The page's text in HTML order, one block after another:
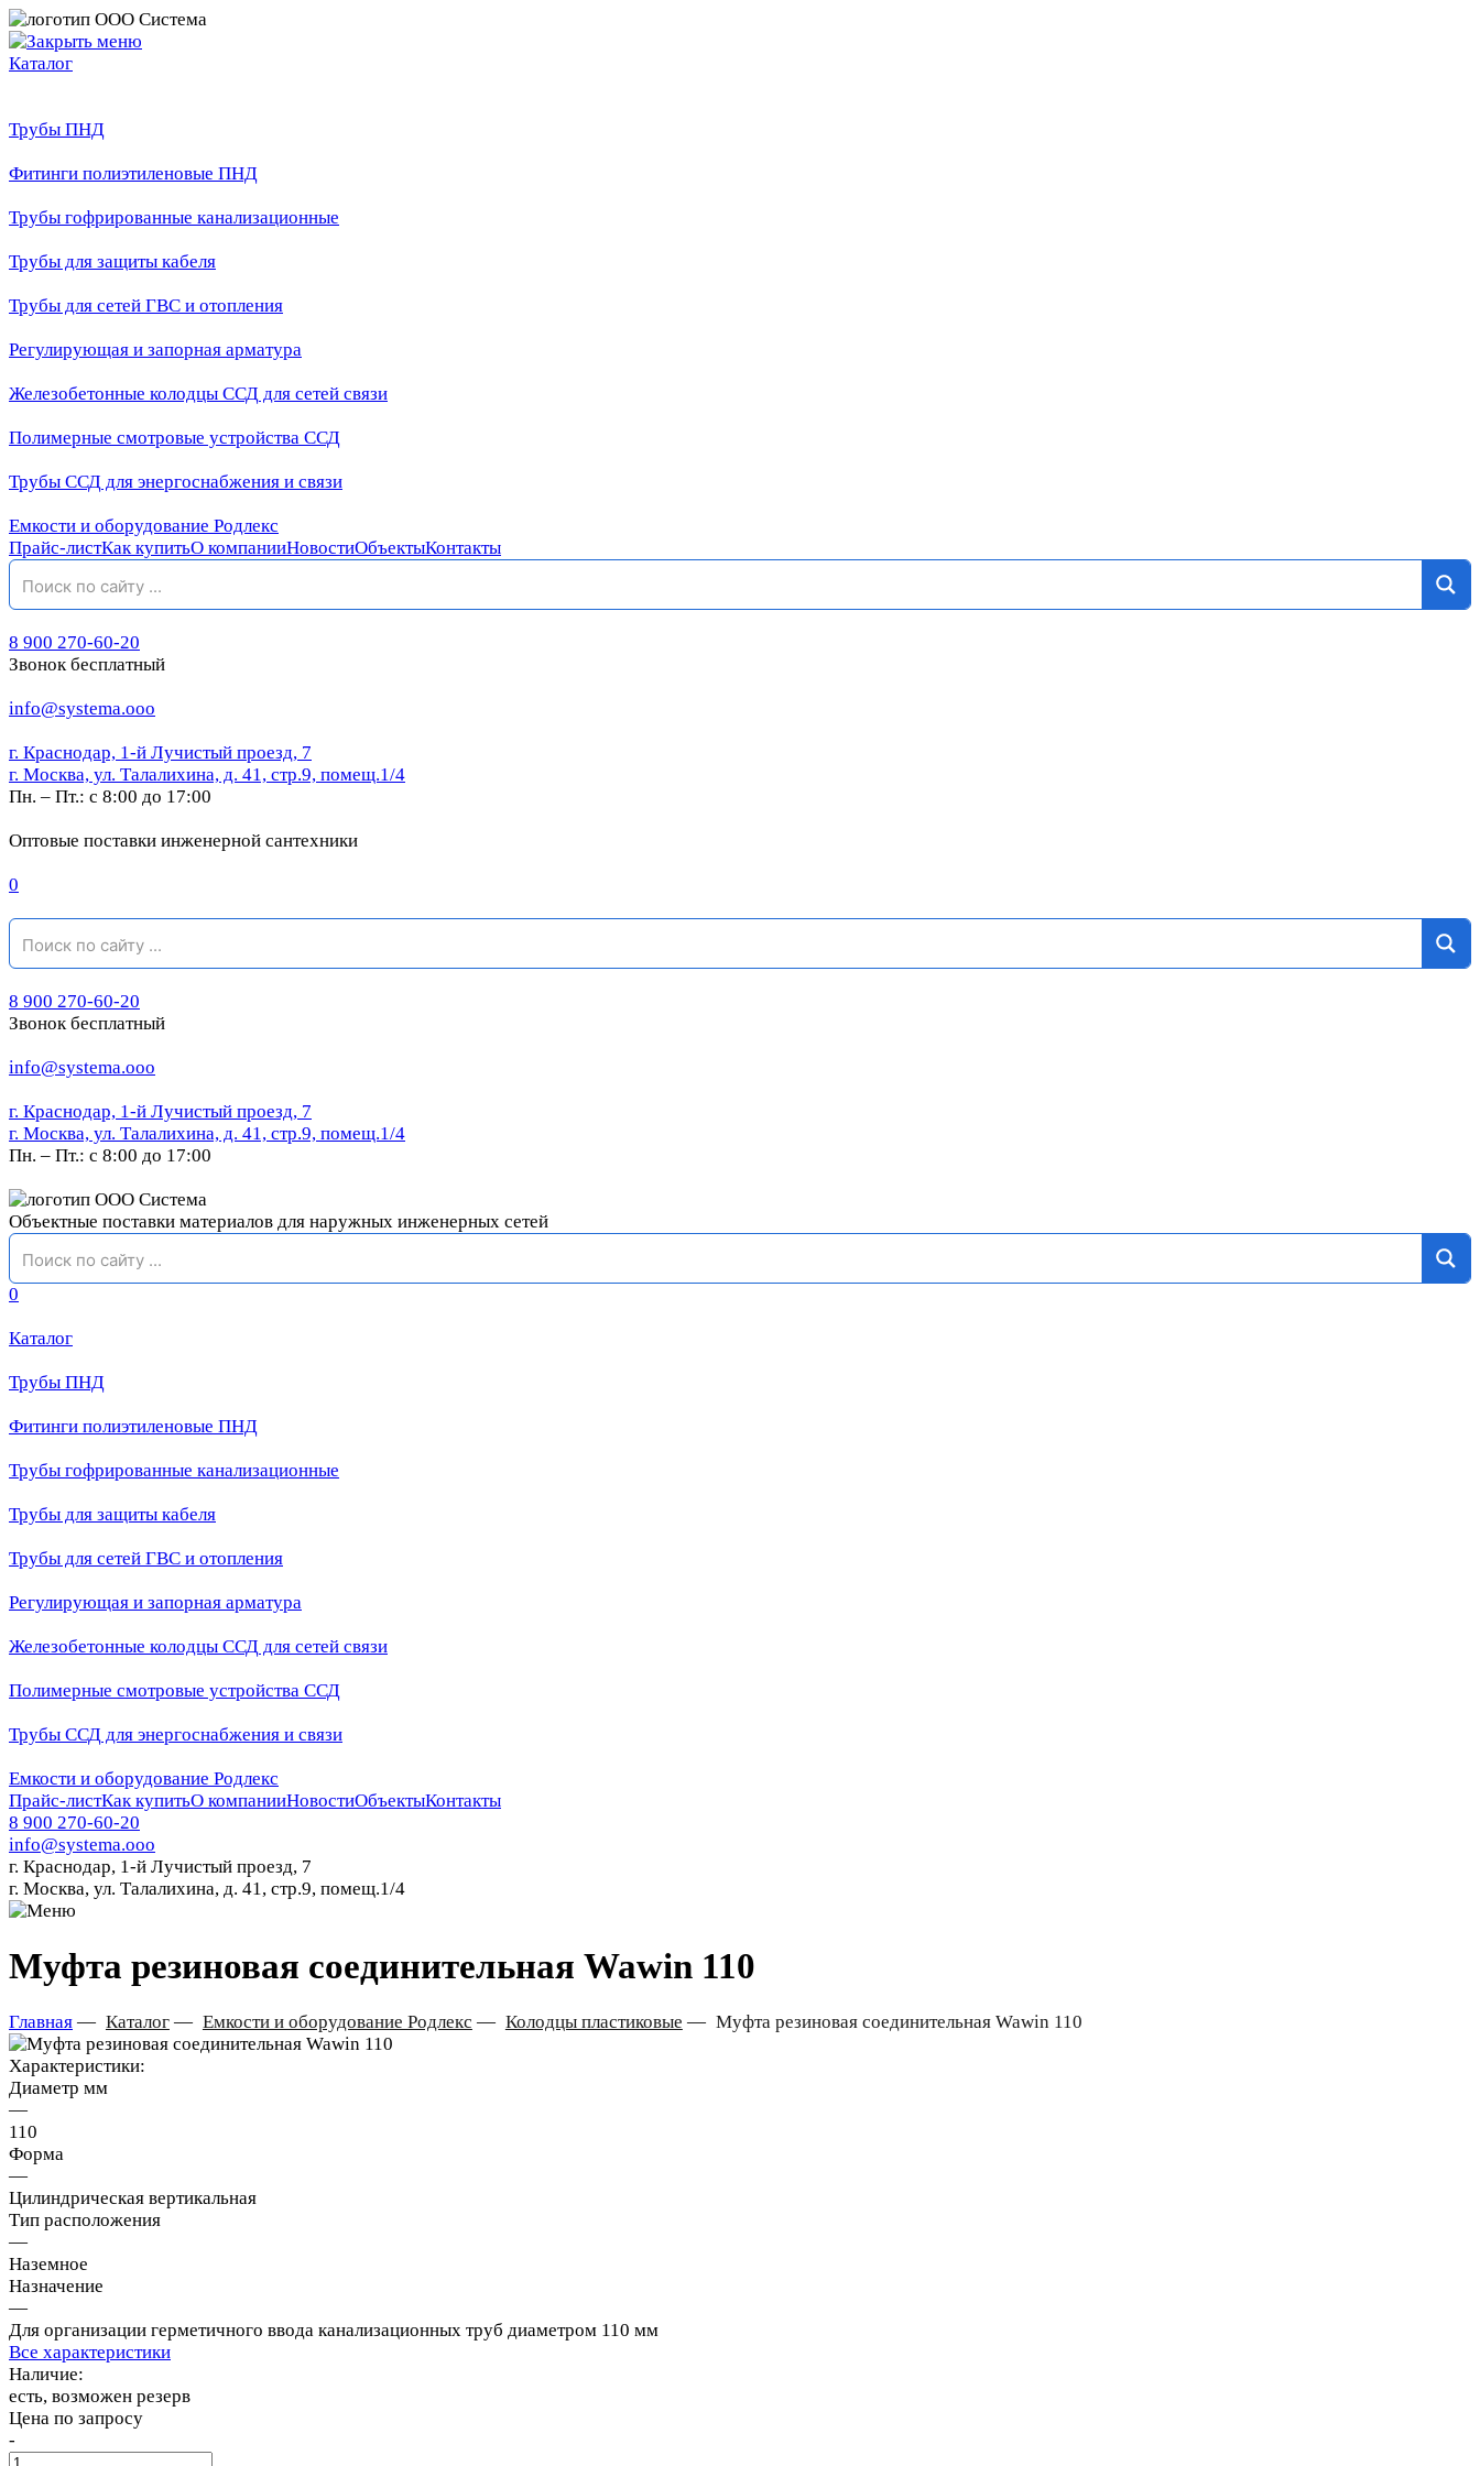
Каталог
Трубы ПНД
Фитинги полиэтиленовые ПНД
Трубы гофрированные канализационные
Трубы для защиты кабеля
Трубы для сетей ГВС и отопления
Регулирующая и запорная арматура
Железобетонные колодцы ССД для сетей связи
Полимерные смотровые устройства ССД
Трубы ССД для энергоснабжения и связи
Емкости и оборудование Родлекс
Прайс-листКак купитьО компанииНовостиОбъектыКонтакты
8 900 270-60-20
Звонок бесплатный
info@systema.ooo
г. Краснодар, 1-й Лучистый проезд, 7
г. Москва, ул. Талалихина, д. 41, стр.9, помещ.1/4
Пн. – Пт.: с 8:00 до 17:00
Оптовые поставки инженерной сантехники
0
8 900 270-60-20
Звонок бесплатный
info@systema.ooo
г. Краснодар, 1-й Лучистый проезд, 7
г. Москва, ул. Талалихина, д. 41, стр.9, помещ.1/4
Пн. – Пт.: с 8:00 до 17:00
Объектные поставки материалов для наружных инженерных сетей
0
Каталог
Трубы ПНД
Фитинги полиэтиленовые ПНД
Трубы гофрированные канализационные
Трубы для защиты кабеля
Трубы для сетей ГВС и отопления
Регулирующая и запорная арматура
Железобетонные колодцы ССД для сетей связи
Полимерные смотровые устройства ССД
Трубы ССД для энергоснабжения и связи
Емкости и оборудование Родлекс
Прайс-листКак купитьО компанииНовостиОбъектыКонтакты
8 900 270-60-20
info@systema.ooo
г. Краснодар, 1-й Лучистый проезд, 7
г. Москва, ул. Талалихина, д. 41, стр.9, помещ.1/4
Муфта резиновая соединительная Wawin 110
Главная — Каталог— Емкости и оборудование Родлекс — Колодцы пластиковые — Муфта резиновая соединительная Wawin 110
Характеристики:
Диаметр мм
—
110
Форма
—
Цилиндрическая вертикальная
Тип расположения
—
Наземное
Назначение
—
Для организации герметичного ввода канализационных труб диаметром 110 мм
Все характеристики
Наличие:
есть, возможен резерв
Цена по запросу
-